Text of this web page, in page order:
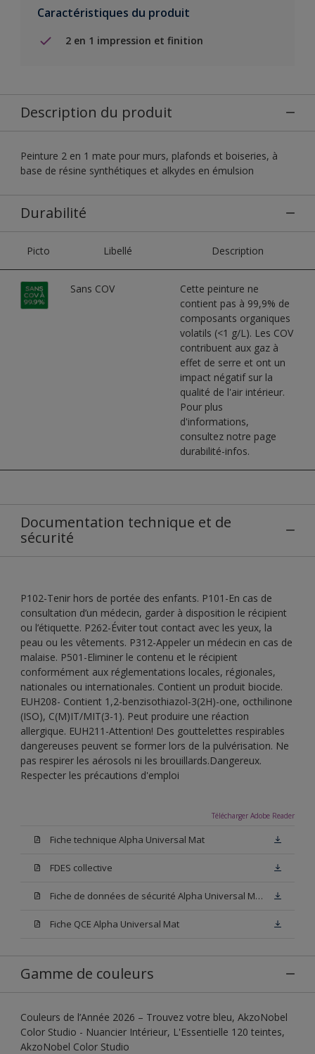
Caractéristiques du produit
2 en 1 impression et finition
Description du produit
Peinture 2 en 1 mate pour murs, plafonds et boiseries, à
base de résine synthétiques et alkydes en émulsion
Durabilité
Picto Libellé Description
Sans COV
Cette peinture ne
contient pas à 99,9% de
composants organiques
volatils (<1 g/L). Les COV
contribuent aux gaz à
effet de serre et ont un
impact négatif sur la
qualité de l'air intérieur.
Pour plus
d'informations,
consultez notre page
durabilité-infos.
Documentation technique et de
sécurité
P102-Tenir hors de portée des enfants. P101-En cas de
consultation d’un médecin, garder à disposition le récipient
ou l’étiquette. P262-Éviter tout contact avec les yeux, la
peau ou les vêtements. P312-Appeler un médecin en cas de
malaise. P501-Eliminer le contenu et le récipient
conformément aux réglementations locales, régionales,
nationales ou internationales. Contient un produit biocide.
EUH208- Contient 1,2-benzisothiazol-3(2H)-one, octhilinone
(ISO), C(M)IT/MIT(3-1). Peut produire une réaction
allergique. EUH211-Attention! Des gouttelettes respirables
dangereuses peuvent se former lors de la pulvérisation. Ne
pas respirer les aérosols ni les brouillards.Dangereux.
Respecter les précautions d'emploi
Télécharger Adobe Reader
Fiche technique Alpha Universal Mat
FDES collective
Fiche de données de sécurité Alpha Universal Mat Base W05
Fiche QCE Alpha Universal Mat
Gamme de couleurs
Couleurs de l’Année 2026 – Trouvez votre bleu, AkzoNobel
Color Studio - Nuancier Intérieur, L'Essentielle 120 teintes,
AkzoNobel Color Studio